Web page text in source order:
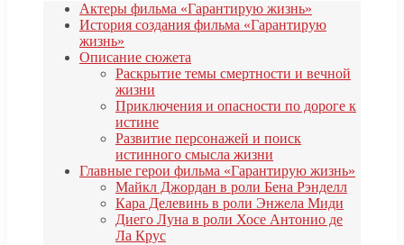
Актеры фильма «Гарантирую жизнь»
История создания фильма «Гарантирую
жизнь»
Описание сюжета
Раскрытие темы смертности и вечной
жизни
Приключения и опасности по дороге к
истине
Развитие персонажей и поиск
истинного смысла жизни
Главные герои фильма «Гарантирую жизнь»
Майкл Джордан в роли Бена Рэнделл
Кара Делевинь в роли Энжела Миди
Диего Луна в роли Хосе Антонио де
Ла Крус